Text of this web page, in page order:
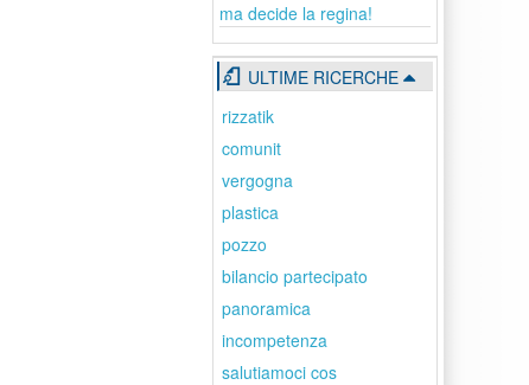
ma decide la regina!
ULTIME RICERCHE
rizzatik
comunit
vergogna
plastica
pozzo
bilancio partecipato
panoramica
incompetenza
salutiamoci cos